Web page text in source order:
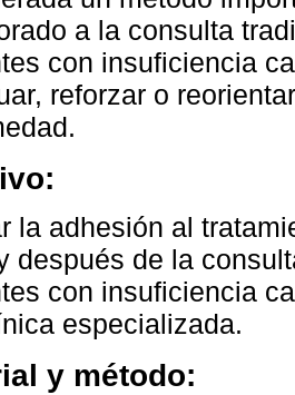
a la consulta
con insuficiencia
reforzar o
la adhesión al
después de la
con insuficiencia
especializada.
y método: